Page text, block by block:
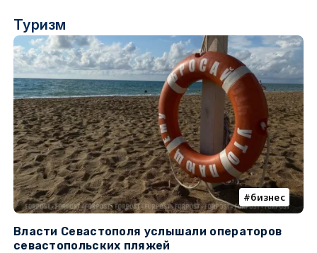
Туризм
бизнес
Власти Севастополя услышали операторов
севастопольских пляжей